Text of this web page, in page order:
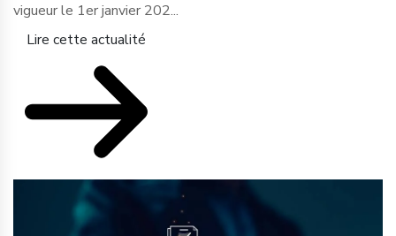
vigueur le 1er janvier 202...
Lire cette actualité